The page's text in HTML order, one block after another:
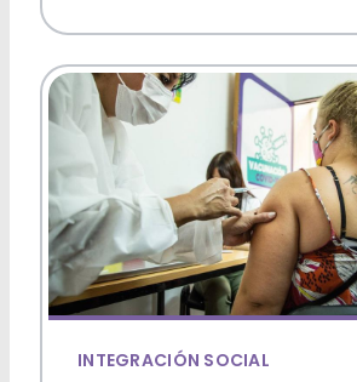
INTEGRACIÓN SOCIAL